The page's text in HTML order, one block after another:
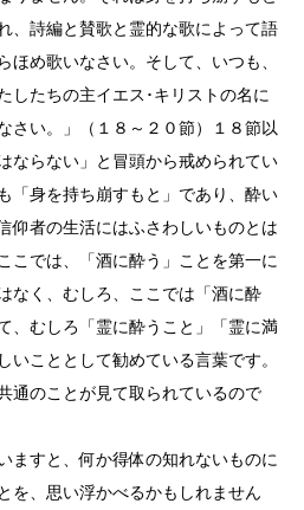
、詩編と賛歌と霊的な歌によって語
ほめ歌いなさい。そして、いつも、
したちの主イエス･キリストの名に
さい。」（１８～２０節）１８節以
ならない」と冒頭から戒められてい
「身を持ち崩すもと」であり、酔い
仰者の生活にはふさわしいものとは
こでは、「酒に酔う」ことを第一に
なく、むしろ、ここでは「酒に酔
、むしろ「霊に酔うこと」「霊に満
いこととして勧めている言葉です。
通のことが見て取られているので
ますと、何か得体の知れないものに
を、思い浮かべるかもしれません